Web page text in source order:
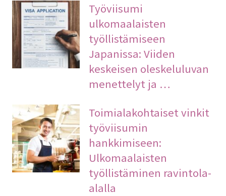
Työviisumi
ulkomaalaisten
työllistämiseen
Japanissa: Viiden
keskeisen oleskeluluvan
menettelyt ja …
Toimialakohtaiset vinkit
työviisumin
hankkimiseen:
Ulkomaalaisten
työllistäminen ravintola-
alalla